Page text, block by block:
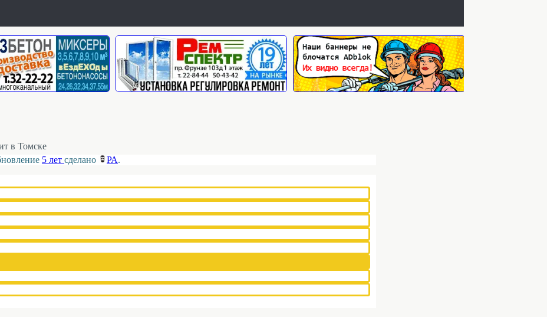
в Томске
5 лет сделано РА.